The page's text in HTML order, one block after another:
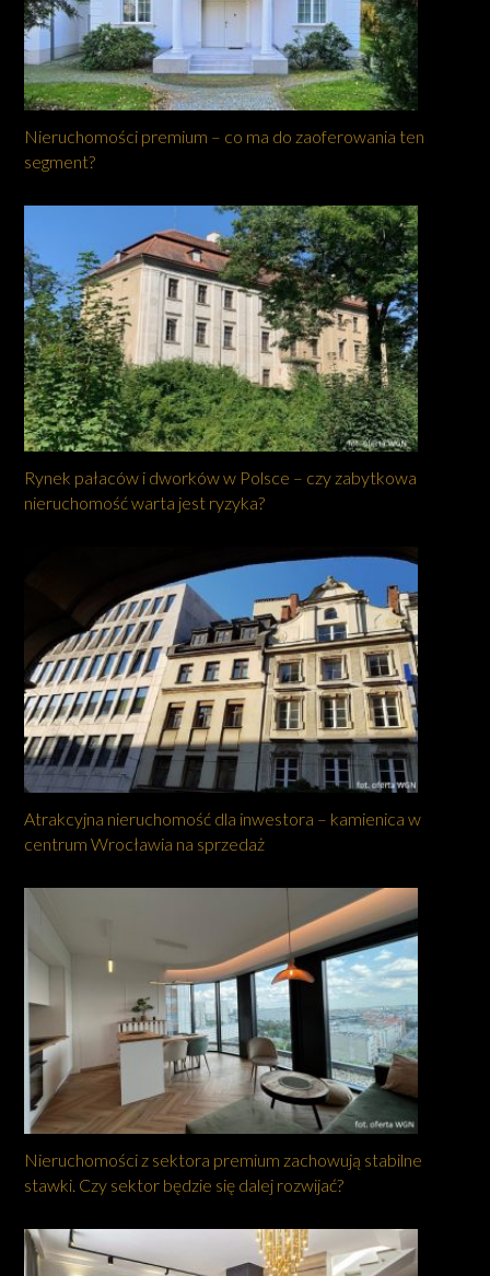
Nieruchomości premium – co ma do zaoferowania ten
segment?
Rynek pałaców i dworków w Polsce – czy zabytkowa
nieruchomość warta jest ryzyka?
Atrakcyjna nieruchomość dla inwestora – kamienica w
centrum Wrocławia na sprzedaż
Nieruchomości z sektora premium zachowują stabilne
stawki. Czy sektor będzie się dalej rozwijać?